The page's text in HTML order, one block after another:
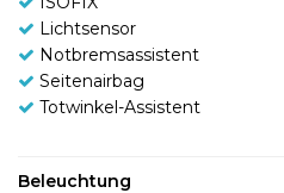
Lichtsensor
Notbremsassistent
Seitenairbag
Totwinkel-Assistent
Beleuchtung